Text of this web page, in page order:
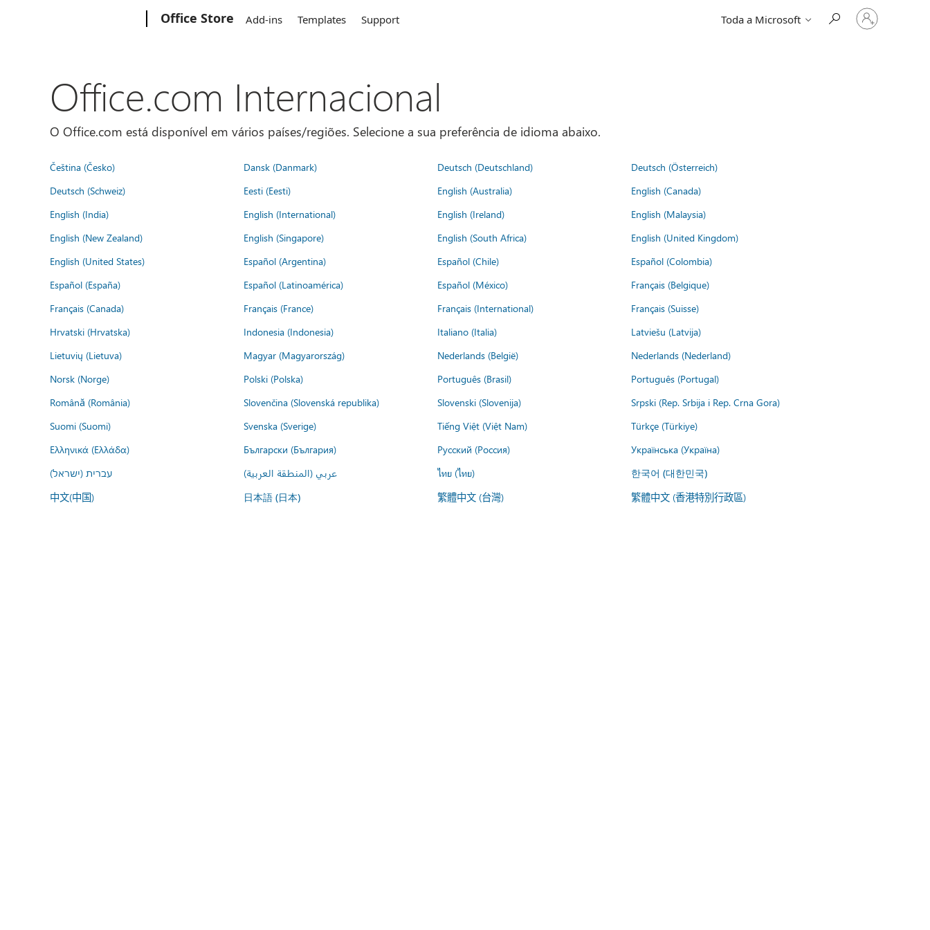
Office Store Add-ins Templates Support Toda a Microsoft
Iniciar
sessão
Office.com Internacional
O Office.com está disponível em vários países/regiões. Selecione a sua preferência de idioma abaixo.
Čeština (Česko) Dansk (Danmark) Deutsch (Deutschland)
Deutsch (Österreich)
Deutsch (Schweiz)
Eesti (Eesti) English (Australia)
English (Canada)
English (India)
English (International) English (Ireland)
English (Malaysia)
English (New Zealand)
English (Singapore) English (South Africa)
English (United Kingdom)
English (United States)
Español (Argentina) Español (Chile)
Español (Colombia)
Español (España)
Español (Latinoamérica) Español (México)
Français (Belgique)
Français (Canada)
Français (France) Français (International)
Français (Suisse)
Hrvatski (Hrvatska)
Indonesia (Indonesia) Italiano (Italia)
Latviešu (Latvija)
Lietuvių (Lietuva)
Magyar (Magyarország) Nederlands (België)
Nederlands (Nederland)
Norsk (Norge)
Polski (Polska) Português (Brasil)
Português (Portugal)
Română (România)
Slovenčina (Slovenská republika) Slovenski (Slovenija)
Srpski (Rep. Srbija i Rep. Crna Gora)
Suomi (Suomi)
Svenska (Sverige) Tiếng Việt (Việt Nam)
Türkçe (Türkiye)
Ελληνικά (Ελλάδα)
Български (България) Русский (Россия)
Українська (Україна)
עברית (ישראל)
عربي (المنطقة العربية) ไทย (ไทย) 한국어 (대한민국)
中文(中国) 日本語 (日本) 繁體中文 (台灣) 繁體中文 (香港特別行政區)